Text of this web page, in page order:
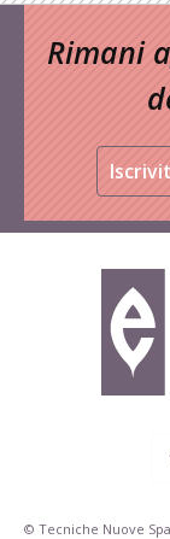
Rimani
© Tecniche Nuove